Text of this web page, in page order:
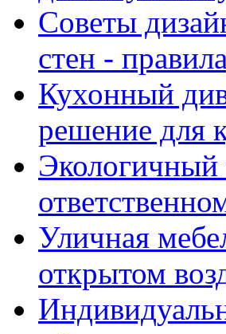
Советы
стен -
Кухонный
решение для
Экологичный
Уличная
открытом